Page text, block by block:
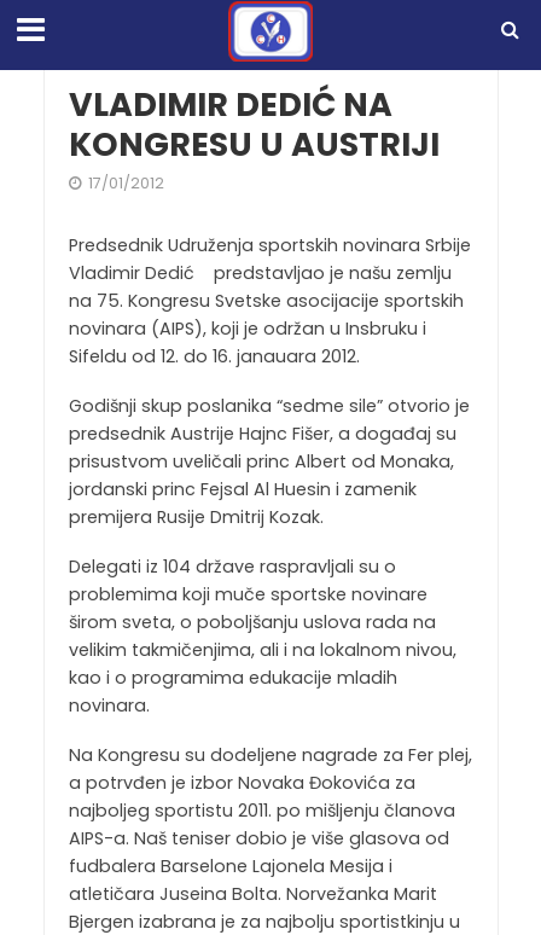
VLADIMIR DEDIĆ NA
KONGRESU U AUSTRIJI
17/01/2012
Predsednik Udruženja sportskih novinara Srbije
Vladimir Dedić predstavljao je našu zemlju
na 75. Kongresu Svetske asocijacije sportskih
novinara (AIPS), koji je održan u Insbruku i
Sifeldu od 12. do 16. janauara 2012.
Godišnji skup poslanika “sedme sile” otvorio je
predsednik Austrije Hajnc Fišer, a događaj su
prisustvom uveličali princ Albert od Monaka,
jordanski princ Fejsal Al Huesin i zamenik
premijera Rusije Dmitrij Kozak.
Delegati iz 104 države raspravljali su o
problemima koji muče sportske novinare
širom sveta, o poboljšanju uslova rada na
velikim takmičenjima, ali i na lokalnom nivou,
kao i o programima edukacije mladih
novinara.
Na Kongresu su dodeljene nagrade za Fer plej,
a potrvđen je izbor Novaka Đokovića za
najboljeg sportistu 2011. po mišljenju članova
AIPS-a. Naš teniser dobio je više glasova od
fudbalera Barselone Lajonela Mesija i
atletičara Juseina Bolta. Norvežanka Marit
Bjergen izabrana je za najbolju sportistkinju u